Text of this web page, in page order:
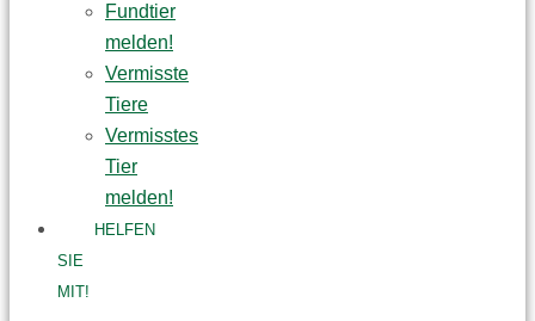
Fundtier
melden!
Vermisste
Tiere
Vermisstes
Tier
melden!
HELFEN
SIE
MIT!